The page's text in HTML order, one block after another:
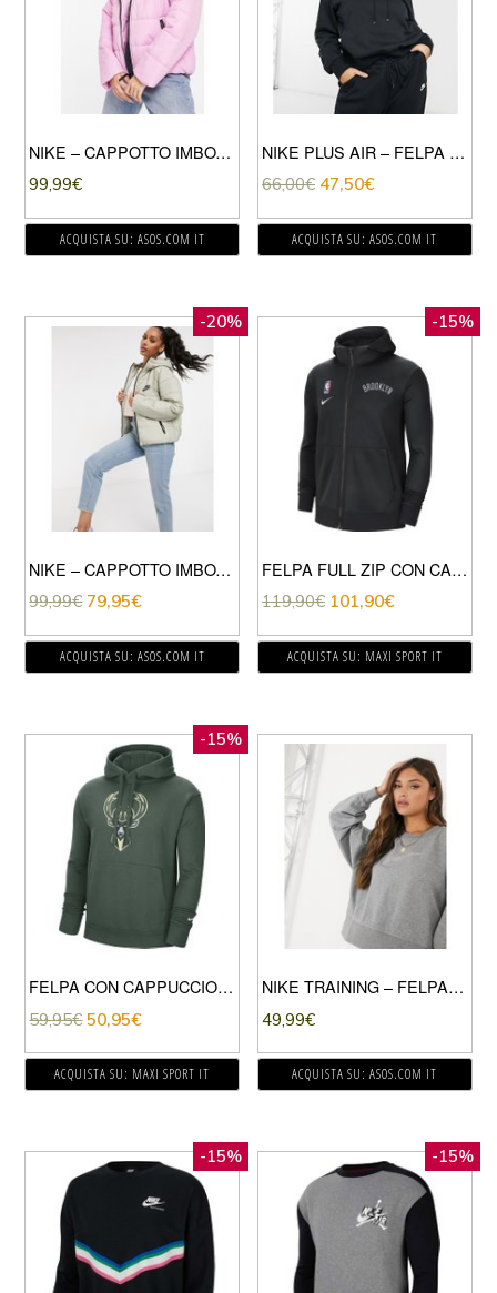
NIKE – CAPPOTTO IMBOTTITO CON LOGO NIKE SUL RETRO ROSA TENUE
99,99€
ACQUISTA SU: ASOS.COM IT
NIKE PLUS AIR – FELPA NERA CON CAPPUCCIO E LOGO SULLA MANICA-NERO
66,00€ 47,50€
ACQUISTA SU: ASOS.COM IT
-20%
NIKE – CAPPOTTO IMBOTTITO GRIGIO PIETRA CON LOGO SUL RETRO-CREMA
99,99€ 79,95€
ACQUISTA SU: ASOS.COM IT
-15%
FELPA FULL ZIP CON CAPPUCCIO THERMA FLEX SHOWTIME NETS
119,90€ 101,90€
ACQUISTA SU: MAXI SPORT IT
-15%
FELPA CON CAPPUCCIO MILWAUKEE BUCKS
59,95€ 50,95€
ACQUISTA SU: MAXI SPORT IT
NIKE TRAINING – FELPA GIROCOLLO GRIGIA CON LOGO-GRIGIO
49,99€
ACQUISTA SU: ASOS.COM IT
-15% -15%